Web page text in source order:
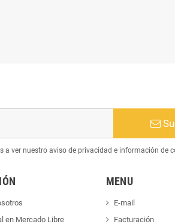
a ver nuestro aviso de privacidad e información de
en Mercado Libre
MENU
E-mail
Facturación